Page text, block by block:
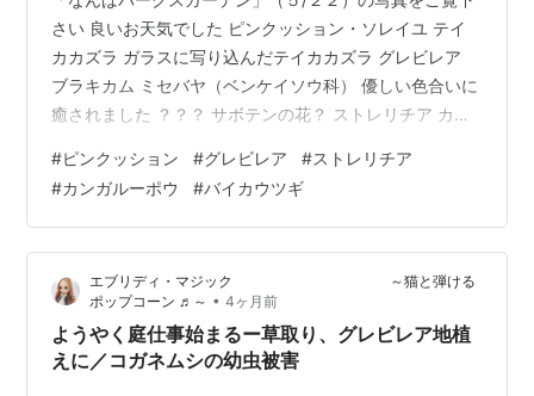
さい 良いお天気でした ピンクッション・ソレイユ テイ
カカズラ ガラスに写り込んだテイカカズラ グレビレア
ブラキカム ミセバヤ（ベンケイソウ科） 優しい色合いに
癒されました ？？？ サボテンの花？ ストレリチア カン
弁 シダ類はアート バイカウツギとハナムグリ 紫色の葉
はスモークツリー 白い葉っぱが印象的なアメリカハナズ
オウ・シルバークラウド ポーカールーム「ルーツ オオサ
カ」 店内は結構賑わってました 個人的な趣味の写真にお
付き合いくださいまして有難うございました
#ピンクッション #グレビレア #ストレリチア
#カンガルーポウ #バイカウツギ
エブリディ・マジック ～猫と弾ける
ポップコーン ♬～ • 4ヶ月前
ようやく庭仕事始まるー草取り、グレビレア地植
えに／コガネムシの幼虫被害